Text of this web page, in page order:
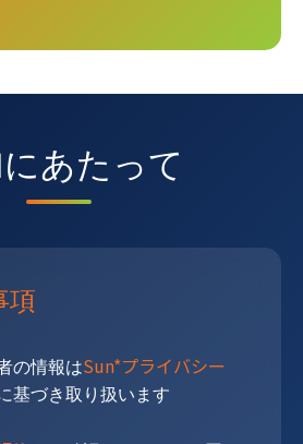
あたって
項
の情報はSun*プライバシー
基づき取り扱います